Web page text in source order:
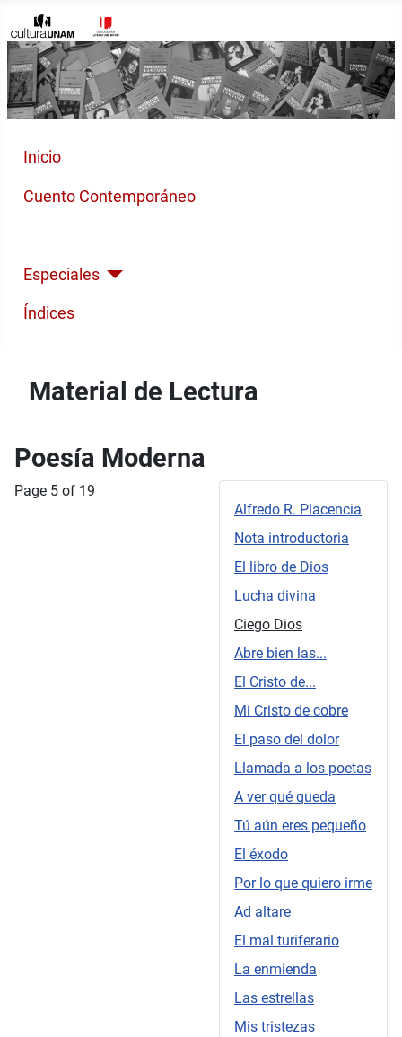
Inicio
Cuento Contemporáneo
Especiales
Índices
Material de Lectura
Poesía Moderna
Alfredo R. Placencia
Nota introductoria
El libro de Dios
Lucha divina
Ciego Dios
Abre bien las...
El Cristo de...
Mi Cristo de cobre
El paso del dolor
Llamada a los poetas
A ver qué queda
Tú aún eres pequeño
El éxodo
Por lo que quiero irme
Ad altare
El mal turiferario
La enmienda
Las estrellas
Mis tristezas
Page 5 of 19